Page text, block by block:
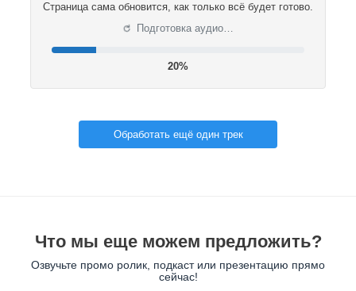
Страница сама обновится, как только всё будет готово.
⟳ Подготовка аудио…
20%
Обработать ещё один трек
Что мы еще можем предложить?
Озвучьте промо ролик, подкаст или презентацию прямо
сейчас!